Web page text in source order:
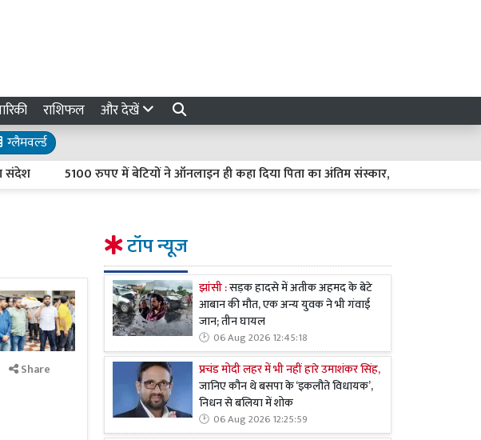
राशिफल और देखें
ग्लैमवर्ल्ड
5100 रुपए में बेटियों ने ऑनलाइन ही कहा दिया पिता का अंतिम संस्कार, वृद्धाश्रम के कर्मचारियों ने दी
Share
टॉप न्यूज
झांसी :सड़क हादसे में अतीक अहमद के बेटे
आबान की मौत, एक अन्य युवक ने भी गंवाई
जान; तीन घायल
06 Aug 2026 12:45:18
प्रचंड मोदी लहर में भी नहीं हारे उमाशंकर सिंह,
जानिए कौन थे बसपा के ‘इकलौते विधायक’,
निधन से बलिया में शोक
06 Aug 2026 12:25:59